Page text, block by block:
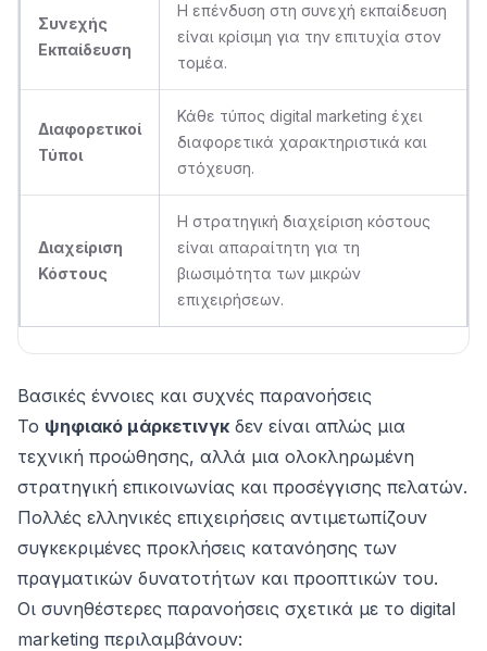
Συνεχής
Εκπαίδευση
Η επένδυση στη συνεχή εκπαίδευση
είναι κρίσιμη για την επιτυχία στον
τομέα.
Διαφορετικοί
Τύποι
Κάθε τύπος digital marketing έχει
διαφορετικά χαρακτηριστικά και
στόχευση.
Διαχείριση
Κόστους
Η στρατηγική διαχείριση κόστους
είναι απαραίτητη για τη
βιωσιμότητα των μικρών
επιχειρήσεων.
Βασικές έννοιες και συχνές παρανοήσεις
Το ψηφιακό μάρκετινγκ δεν είναι απλώς μια
τεχνική προώθησης, αλλά μια ολοκληρωμένη
στρατηγική επικοινωνίας και προσέγγισης πελατών.
Πολλές ελληνικές επιχειρήσεις αντιμετωπίζουν
συγκεκριμένες προκλήσεις κατανόησης των
πραγματικών δυνατοτήτων και προοπτικών του.
Οι συνηθέστερες παρανοήσεις σχετικά με το digital
marketing περιλαμβάνουν: